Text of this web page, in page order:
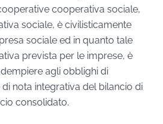
cooperativa sociale,
sociale, è civilisticamente
sociale ed in quanto tale
prevista per le imprese, è
agli obblighi di
nota integrativa del bilancio di
consolidato.